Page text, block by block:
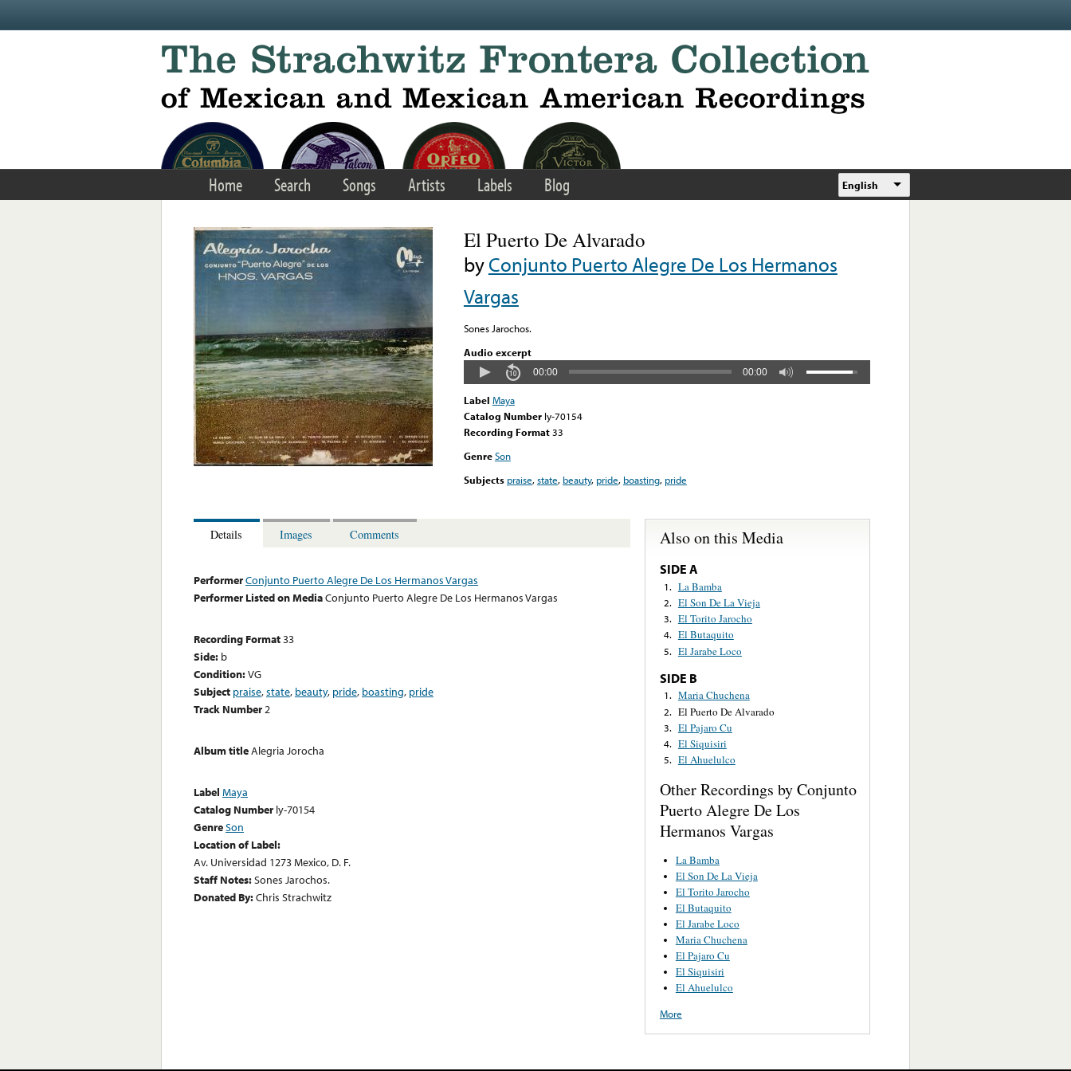
Home Search Songs Artists Labels Blog English
El Puerto De Alvarado
byConjunto Puerto Alegre De Los Hermanos
Vargas
Sones Jarochos.
Audio excerpt
00:00 00:00
Label Maya
Catalog Number ly-70154
Recording Format33
GenreSon
Subjects praise,state, beauty, pride, boasting, pride
Details Images Comments
PerformerConjunto Puerto Alegre De Los Hermanos Vargas
Performer Listed on MediaConjunto Puerto Alegre De Los Hermanos Vargas
Recording Format33
Side: b
Condition:VG
Subject praise,state, beauty, pride, boasting, pride
Track Number2
Album titleAlegria Jorocha
Label Maya
Catalog Number ly-70154
GenreSon
Location of Label:
Av. Universidad 1273 Mexico, D. F.
Staff Notes:Sones Jarochos.
Donated By:Chris Strachwitz
Also on this Media
SIDE A
1. La Bamba
2. El Son De La Vieja
3. El Torito Jarocho
4. El Butaquito
5. El Jarabe Loco
SIDE B
1. Maria Chuchena
2. El Puerto De Alvarado
3. El Pajaro Cu
4. El Siquisiri
5. El Ahuelulco
Other Recordings by Conjunto
Puerto Alegre De Los
Hermanos Vargas
La Bamba
El Son De La Vieja
El Torito Jarocho
El Butaquito
El Jarabe Loco
Maria Chuchena
El Pajaro Cu
El Siquisiri
El Ahuelulco
More